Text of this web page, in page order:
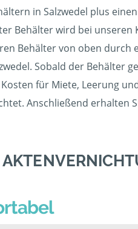
in Salzwedel plus
Behälter wird bei
Behälter von oben
Sobald der Behälter
für Miete, Leerung
Anschließend erhalten